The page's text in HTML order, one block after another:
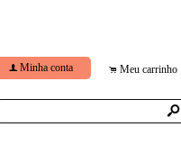
f Minha conta . Meu carrinho
s